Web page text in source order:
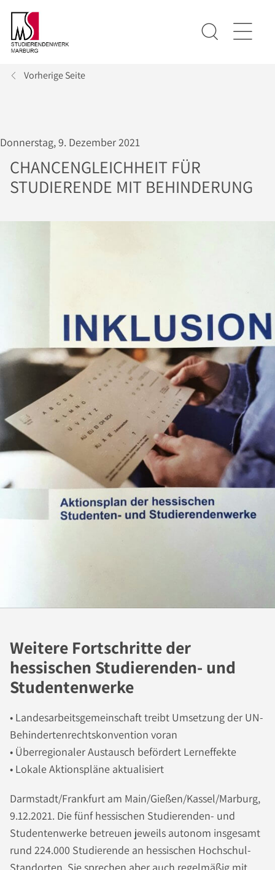
Vorherige Seite
Donnerstag, 9. Dezember 2021
CHANCENGLEICHHEIT FÜR
STUDIERENDE MIT BEHINDERUNG
Weitere Fortschritte der
hessischen Studierenden- und
Studentenwerke
• Landesarbeitsgemeinschaft treibt Umsetzung der UN-
Behindertenrechtskonvention voran
• Überregionaler Austausch befördert Lerneffekte
• Lokale Aktionspläne aktualisiert
Darmstadt/Frankfurt am Main/Gießen/Kassel/Marburg,
9.12.2021. Die fünf hessischen Studierenden- und
Studentenwerke betreuen jeweils autonom insgesamt
rund 224.000 Studierende an hessischen Hochschul-